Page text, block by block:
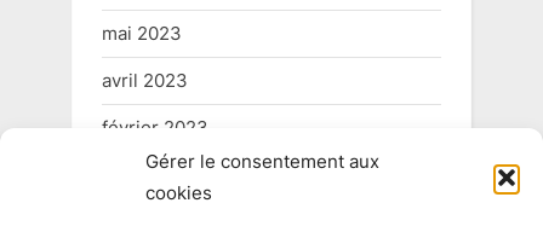
Gérer le consentement aux
cookies
mai 2023
avril 2023
février 2023
mai 2022